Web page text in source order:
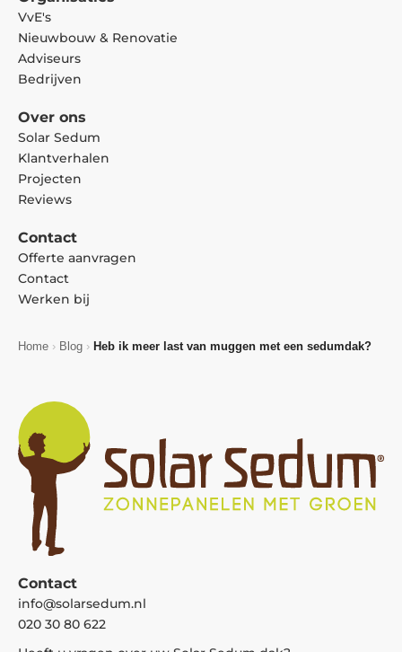
Contact
info@solarsedum.nl
020 30 80 622
VvE's
Nieuwbouw & Renovatie
Adviseurs
Bedrijven
Over ons
Solar Sedum
Klantverhalen
Projecten
Reviews
Contact
Offerte aanvragen
Contact
Werken bij
Home › Blog › Heb ik meer last van muggen met een sedumdak?